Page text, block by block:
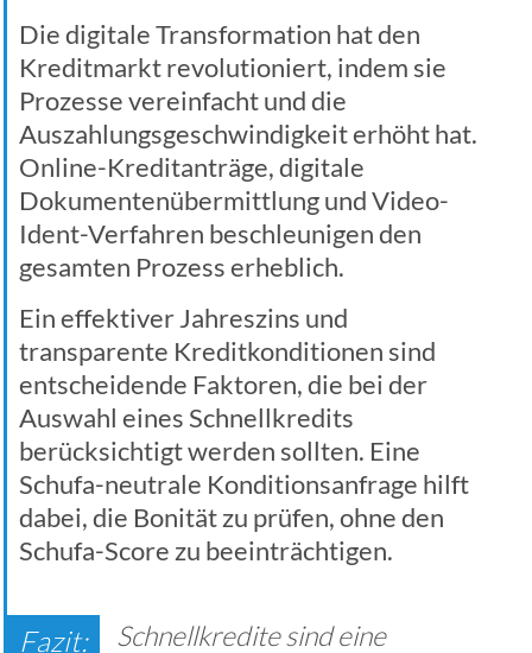
Die digitale Transformation hat den
Kreditmarkt revolutioniert, indem sie
Prozesse vereinfacht und die
Auszahlungsgeschwindigkeit erhöht hat.
Online-Kreditanträge, digitale
Dokumentenübermittlung und Video-
Ident-Verfahren beschleunigen den
gesamten Prozess erheblich.
Ein effektiver Jahreszins und
transparente Kreditkonditionen sind
entscheidende Faktoren, die bei der
Auswahl eines Schnellkredits
berücksichtigt werden sollten. Eine
Schufa-neutrale Konditionsanfrage hilft
dabei, die Bonität zu prüfen, ohne den
Schufa-Score zu beeinträchtigen.
Schnellkredite sind eine